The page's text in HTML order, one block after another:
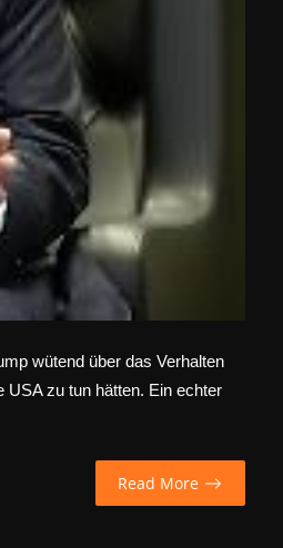
wütend über das Verhalten
zu tun hätten. Ein echter
Read More